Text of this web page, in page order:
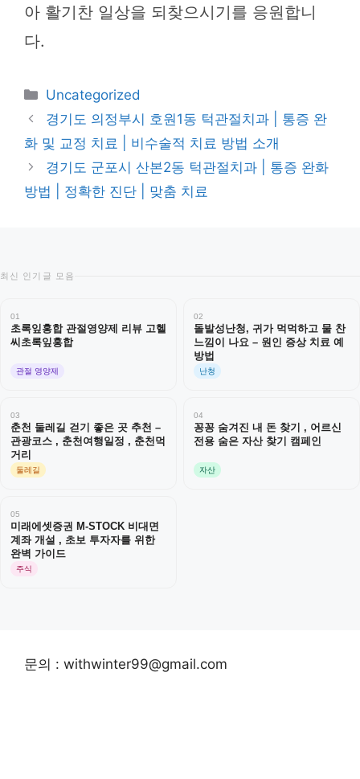
아 활기찬 일상을 되찾으시기를 응원합니
다.
카
테
리
Uncategorized
경기도 의정부시 호원1동 턱관절치과 | 통증 완
화 및 교정 치료 | 비수술적 치료 방법 소개
경기도 군포시 산본2동 턱관절치과 | 통증 완화
방법 | 정확한 진단 | 맞춤 치료
최신 인기글 모음
01
초록잎홍합 관절영양제 리뷰 고헬
씨초록잎홍합
관절 영양제
02
돌발성난청, 귀가 먹먹하고 물 찬
느낌이 나요 – 원인 증상 치료 예
방법
난청
03
춘천 둘레길 걷기 좋은 곳 추천 –
관광코스 , 춘천여행일정 , 춘천먹
거리
둘레길
04
꽁꽁 숨겨진 내 돈 찾기 , 어르신
전용 숨은 자산 찾기 캠페인
자산
05
미래에셋증권 M-STOCK 비대면
계좌 개설 , 초보 투자자를 위한
완벽 가이드
주식
문의 : withwinter99@gmail.com